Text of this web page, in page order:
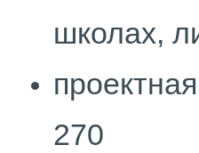
школах,
270